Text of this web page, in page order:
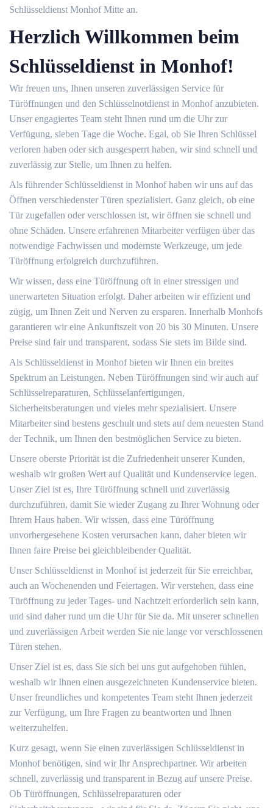
Schlüsseldienst Monhof Mitte an.
Herzlich Willkommen beim
Schlüsseldienst in Monhof!
Wir freuen uns, Ihnen unseren zuverlässigen Service für
Türöffnungen und den Schlüsselnotdienst in Monhof anzubieten.
Unser engagiertes Team steht Ihnen rund um die Uhr zur
Verfügung, sieben Tage die Woche. Egal, ob Sie Ihren Schlüssel
verloren haben oder sich ausgesperrt haben, wir sind schnell und
zuverlässig zur Stelle, um Ihnen zu helfen.
Als führender Schlüsseldienst in Monhof haben wir uns auf das
Öffnen verschiedenster Türen spezialisiert. Ganz gleich, ob eine
Tür zugefallen oder verschlossen ist, wir öffnen sie schnell und
ohne Schäden. Unsere erfahrenen Mitarbeiter verfügen über das
notwendige Fachwissen und modernste Werkzeuge, um jede
Türöffnung erfolgreich durchzuführen.
Wir wissen, dass eine Türöffnung oft in einer stressigen und
unerwarteten Situation erfolgt. Daher arbeiten wir effizient und
zügig, um Ihnen Zeit und Nerven zu ersparen. Innerhalb Monhofs
garantieren wir eine Ankunftszeit von 20 bis 30 Minuten. Unsere
Preise sind fair und transparent, sodass Sie stets im Bilde sind.
Als Schlüsseldienst in Monhof bieten wir Ihnen ein breites
Spektrum an Leistungen. Neben Türöffnungen sind wir auch auf
Schlüsselreparaturen, Schlüsselanfertigungen,
Sicherheitsberatungen und vieles mehr spezialisiert. Unsere
Mitarbeiter sind bestens geschult und stets auf dem neuesten Stand
der Technik, um Ihnen den bestmöglichen Service zu bieten.
Unsere oberste Priorität ist die Zufriedenheit unserer Kunden,
weshalb wir großen Wert auf Qualität und Kundenservice legen.
Unser Ziel ist es, Ihre Türöffnung schnell und zuverlässig
durchzuführen, damit Sie wieder Zugang zu Ihrer Wohnung oder
Ihrem Haus haben. Wir wissen, dass eine Türöffnung
unvorhergesehene Kosten verursachen kann, daher bieten wir
Ihnen faire Preise bei gleichbleibender Qualität.
Unser Schlüsseldienst in Monhof ist jederzeit für Sie erreichbar,
auch an Wochenenden und Feiertagen. Wir verstehen, dass eine
Türöffnung zu jeder Tages- und Nachtzeit erforderlich sein kann,
und sind daher rund um die Uhr für Sie da. Mit unserer schnellen
und zuverlässigen Arbeit werden Sie nie lange vor verschlossenen
Türen stehen.
Unser Ziel ist es, dass Sie sich bei uns gut aufgehoben fühlen,
weshalb wir Ihnen einen ausgezeichneten Kundenservice bieten.
Unser freundliches und kompetentes Team steht Ihnen jederzeit
zur Verfügung, um Ihre Fragen zu beantworten und Ihnen
weiterzuhelfen.
Kurz gesagt, wenn Sie einen zuverlässigen Schlüsseldienst in
Monhof benötigen, sind wir Ihr Ansprechpartner. Wir arbeiten
schnell, zuverlässig und transparent in Bezug auf unsere Preise.
Ob Türöffnungen, Schlüsselreparaturen oder